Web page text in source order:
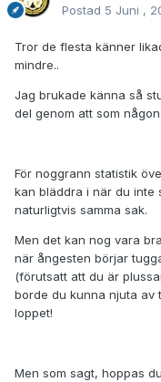
Postad 5 Juni ,
Tror de flesta känner
mindre..
Jag brukade känna så
del genom att som
För noggrann statistik
kan bläddra i när du inte
naturligtvis samma sak.
Men det kan nog vara
när ångesten börjar
(förutsatt att du är
borde du kunna njuta av
loppet!
Men som sagt, hoppas